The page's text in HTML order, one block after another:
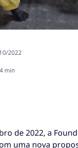
2022
4 min
de 2022, a
uma nova